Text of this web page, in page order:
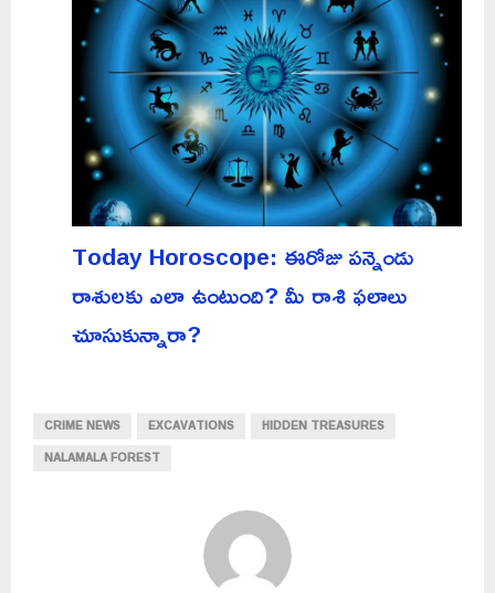
Today Horoscope: ఈరోజు పన్నెండు
రాశులకు ఎలా ఉంటుంది? మీ రాశి ఫలాలు
చూసుకున్నారా?
CRIME NEWS EXCAVATIONS
HIDDEN TREASURES
NALAMALA FOREST